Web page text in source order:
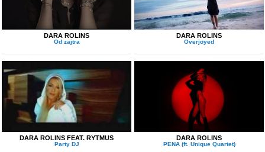
DARA ROLINS
Od zajtra
DARA ROLINS
Overjoyed
DARA ROLINS FEAT. RYTMUS
Party DJ
DARA ROLINS
PENA (ft. Unique Quartet)